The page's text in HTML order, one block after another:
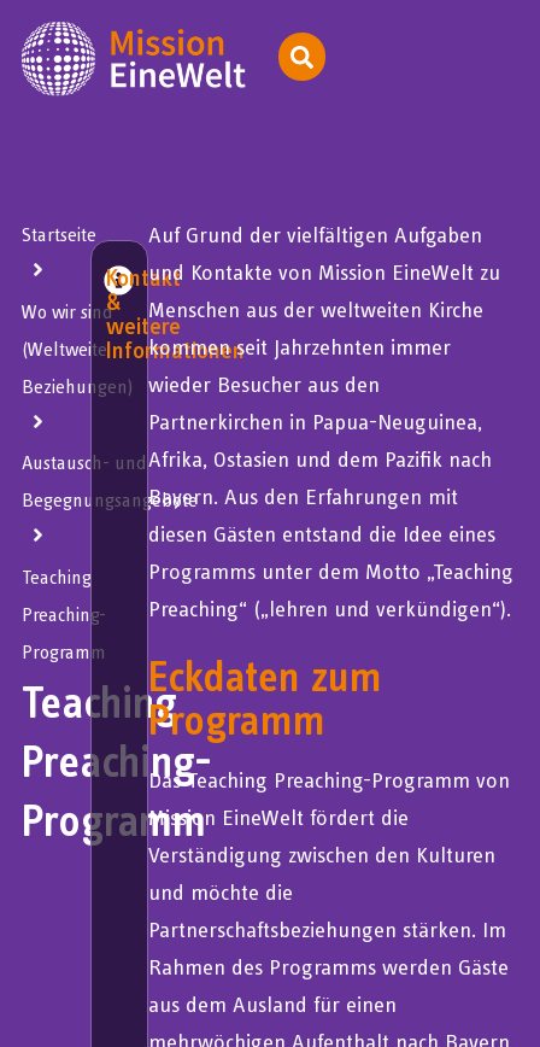
Teaching
Preaching-
Programm
Startseite
Wo wir sind
(Weltweite
Beziehungen)
Austausch- und
Begegnungsangebote
Teaching
Preaching-
Programm
Kontakt
&
weitere
Informationen
Auf Grund der vielfältigen Aufgaben
und Kontakte von Mission EineWelt zu
Menschen aus der weltweiten Kirche
kommen seit Jahrzehnten immer
wieder Besucher aus den
Partnerkirchen in Papua-Neuguinea,
Afrika, Ostasien und dem Pazifik nach
Bayern. Aus den Erfahrungen mit
diesen Gästen entstand die Idee eines
Programms unter dem Motto „Teaching
Preaching“ („lehren und verkündigen“).
Eckdaten zum
Programm
Das Teaching Preaching-Programm von
Mission EineWelt fördert die
Verständigung zwischen den Kulturen
und möchte die
Partnerschaftsbeziehungen stärken. Im
Rahmen des Programms werden Gäste
aus dem Ausland für einen
mehrwöchigen Aufenthalt nach Bayern